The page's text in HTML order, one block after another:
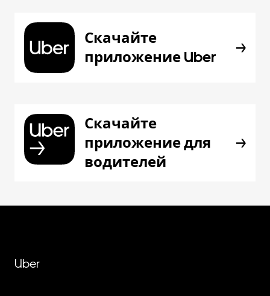
Скачайте
приложение Uber
Скачайте
приложение для
водителей
Uber